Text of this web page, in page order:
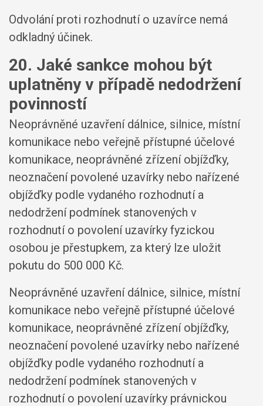
Odvolání proti rozhodnutí o uzavírce nemá
odkladný účinek.
20. Jaké sankce mohou být
uplatněny v případě nedodržení
povinností
Neoprávněné uzavření dálnice, silnice, místní
komunikace nebo veřejně přístupné účelové
komunikace, neoprávněné zřízení objížďky,
neoznačení povolené uzavírky nebo nařízené
objížďky podle vydaného rozhodnutí a
nedodržení podmínek stanovených v
rozhodnutí o povolení uzavírky fyzickou
osobou je přestupkem, za který lze uložit
pokutu do 500 000 Kč.
Neoprávněné uzavření dálnice, silnice, místní
komunikace nebo veřejně přístupné účelové
komunikace, neoprávněné zřízení objížďky,
neoznačení povolené uzavírky nebo nařízené
objížďky podle vydaného rozhodnutí a
nedodržení podmínek stanovených v
rozhodnutí o povolení uzavírky právnickou